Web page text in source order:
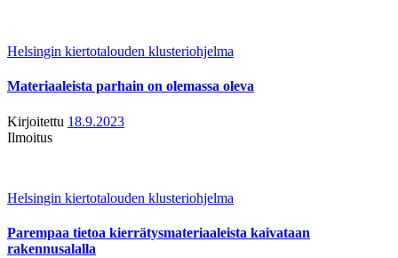
Helsingin kiertotalouden klusteriohjelma
Materiaaleista parhain on olemassa oleva
Kirjoitettu 18.9.2023
Ilmoitus
Helsingin kiertotalouden klusteriohjelma
Parempaa tietoa kierrätysmateriaaleista kaivataan
rakennusalalla